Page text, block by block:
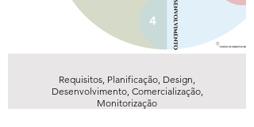
Requisitos, Planificação, Design,
Desenvolvimento, Comercialização,
Monitorização